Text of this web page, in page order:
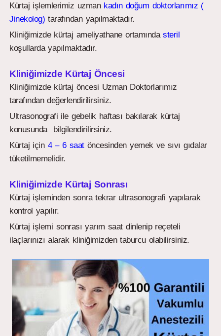
Kürtaj işlemlerimiz uzman kadın doğum doktorlarımız (
Jinekolog) tarafından yapılmaktadır.
Kliniğimizde kürtaj ameliyathane ortamındasteril
koşullarda yapılmaktadır.
Kliniğimizde Kürtaj Öncesi
Kliniğimizde kürtaj öncesi Uzman Doktorlarımız
tarafından değerlendirilirsiniz.
Ultrasonografi ile gebelik haftası bakılarak kürtaj
konusunda bilgilendirilirsiniz.
Kürtaj için 4 – 6 saatöncesinden yemek ve sıvı gıdalar
tüketilmemelidir.
Kliniğimizde Kürtaj Sonrası
Kürtaj işleminden sonra tekrar ultrasonografi yapılarak
kontrol yapılır.
Kürtaj işlemi sonrası yarım saat dinlenip reçeteli
ilaçlarınızı alarak kliniğimizden taburcu olabilirsiniz.